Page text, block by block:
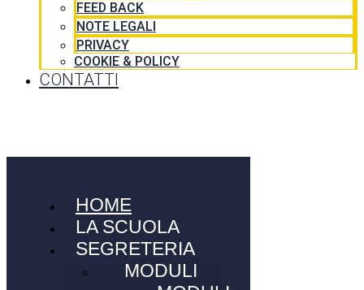
FEED BACK
NOTE LEGALI
PRIVACY
COOKIE & POLICY
CONTATTI
HOME
LA SCUOLA
SEGRETERIA
MODULI